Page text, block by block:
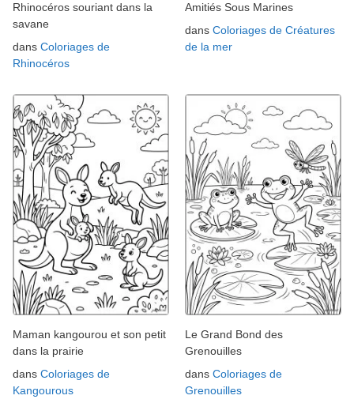
Rhinocéros souriant dans la
savane
dans Coloriages de
Rhinocéros
Amitiés Sous Marines
dans Coloriages de Créatures
de la mer
Maman kangourou et son petit
dans la prairie
dans Coloriages de
Kangourous
Le Grand Bond des
Grenouilles
dans Coloriages de
Grenouilles